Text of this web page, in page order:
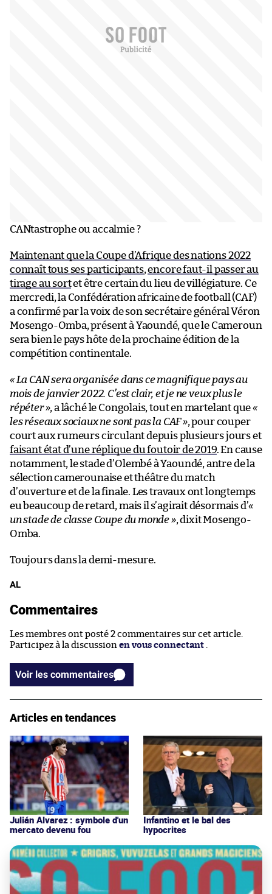
CANtastrophe ou accalmie ?
Maintenant que la Coupe d’Afrique des nations 2022
connaît tous ses participants,encore faut-il passer au
tirage au sortet être certain du lieu de villégiature. Ce
mercredi, la Confédération africaine de football (CAF)
a confirmé par la voix de son secrétaire général Véron
Mosengo-Omba, présent à Yaoundé, que le Cameroun
sera bien le pays hôte de la prochaine édition de la
compétition continentale.
« La CAN sera organisée dans ce magnifique pays au
mois de janvier 2022. C’est clair, et je ne veux plus le
répéter », a lâché le Congolais, tout en martelant que«
les réseaux sociaux ne sont pas la CAF », pour couper
court aux rumeurs circulant depuis plusieurs jours et
faisant état d’une réplique du foutoir de 2019. En cause
notamment, le stade d’Olembé à Yaoundé, antre de la
sélection camerounaise et théâtre du match
d’ouverture et de la finale. Les travaux ont longtemps
eu beaucoup de retard, mais il s’agirait désormais d’«
un stade de classe Coupe du monde », dixit Mosengo-
Omba.
Toujours dans la demi-mesure.
AL
Commentaires
Les membres ont posté 2 commentaires sur cet article.
Participez à la discussion en vous connectant
Voir les commentaires
Articles en tendances
Julián Alvarez : symbole d'un
mercato devenu fou
Infantino et le bal des
hypocrites